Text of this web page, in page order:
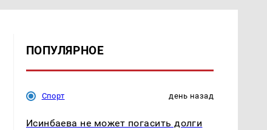
ПОПУЛЯРНОЕ
Спорт день назад
Исинбаева не может погасить долги